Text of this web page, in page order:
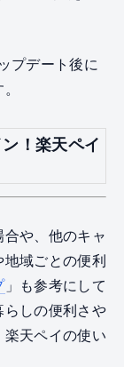
プデート後に
！楽天ペイ
や、他のキャ
域ごとの便利
」も参考にして
らしの便利さや
天ペイの使い